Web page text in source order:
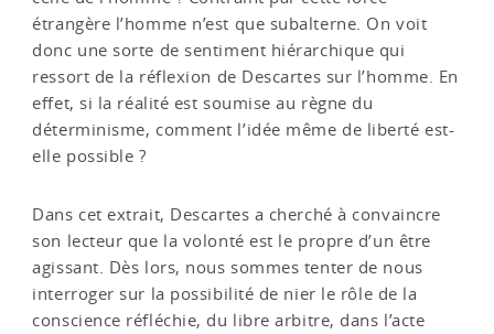
étrangère l’homme n’est que subalterne. On voit
donc une sorte de sentiment hiérarchique qui
ressort de la réflexion de Descartes sur l’homme. En
effet, si la réalité est soumise au règne du
déterminisme, comment l’idée même de liberté est-
elle possible ?
Dans cet extrait, Descartes a cherché à convaincre
son lecteur que la volonté est le propre d’un être
agissant. Dès lors, nous sommes tenter de nous
interroger sur la possibilité de nier le rôle de la
conscience réfléchie, du libre arbitre, dans l’acte